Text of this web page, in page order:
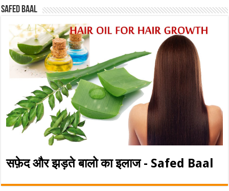
Safed baal
सफ़ेद और झड़ते बालो का इलाज - Safed Baal